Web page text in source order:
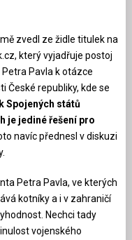
zvedl ze židle titulek na
který vyjadřuje postoj
Pavla k otázce
České republiky, kde se
Spojených států
je jediné řešení pro
navíc přednesl v diskuzi
Petra Pavla, ve kterých
kotníky a i v zahraničí
Nechci tady
vojenského